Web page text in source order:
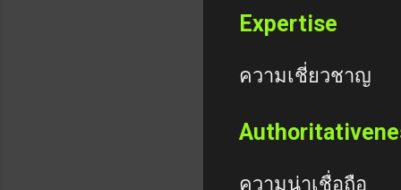
Expertise
ความเชี่ยวชาญ
ความน่าเชื่อถือ